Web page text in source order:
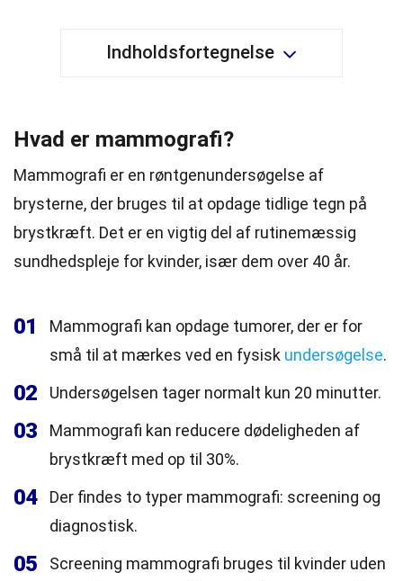
Indholdsfortegnelse
Hvad er mammografi?
Mammografi er en røntgenundersøgelse af
brysterne, der bruges til at opdage tidlige tegn på
brystkræft. Det er en vigtig del af rutinemæssig
sundhedspleje for kvinder, især dem over 40 år.
01
Mammografi kan opdage tumorer, der er for
små til at mærkes ved en fysisk undersøgelse.
02 Undersøgelsen tager normalt kun 20 minutter.
03
Mammografi kan reducere dødeligheden af
brystkræft med op til 30%.
04
Der findes to typer mammografi: screening og
diagnostisk.
05
Screening mammografi bruges til kvinder uden